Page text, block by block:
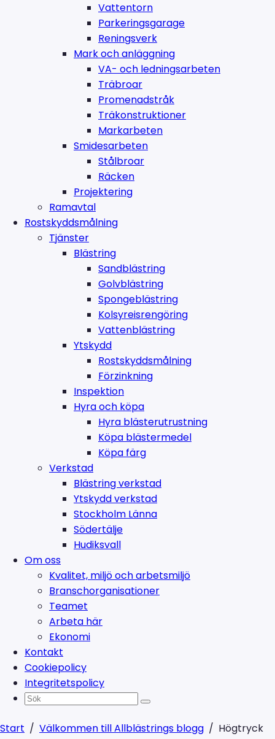
Vattentorn
Parkeringsgarage
Reningsverk
Mark och anläggning
VA- och ledningsarbeten
Träbroar
Promenadstråk
Träkonstruktioner
Markarbeten
Smidesarbeten
Stålbroar
Räcken
Projektering
Ramavtal
Rostskyddsmålning
Tjänster
Blästring
Sandblästring
Golvblästring
Spongeblästring
Kolsyreisrengöring
Vattenblästring
Ytskydd
Rostskyddsmålning
Förzinkning
Inspektion
Hyra och köpa
Hyra blästerutrustning
Köpa blästermedel
Köpa färg
Verkstad
Blästring verkstad
Ytskydd verkstad
Stockholm Länna
Södertälje
Hudiksvall
Om oss
Kvalitet, miljö och arbetsmiljö
Branschorganisationer
Teamet
Arbeta här
Ekonomi
Kontakt
Cookiepolicy
Integritetspolicy
Start / Välkommen till Allblästrings blogg / Högtryck